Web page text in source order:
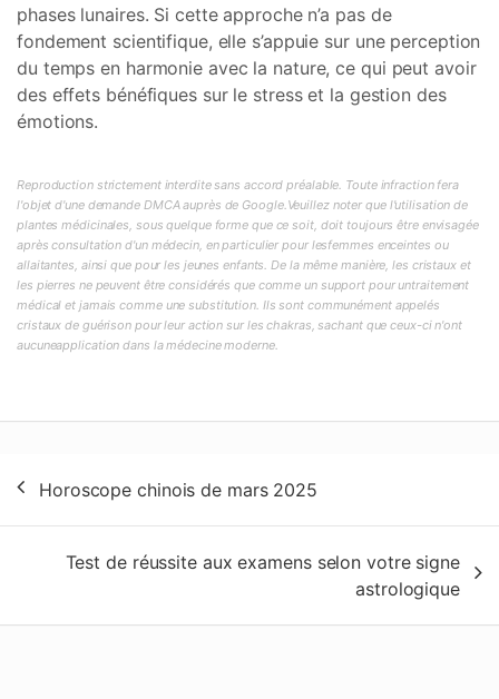
phases lunaires. Si cette approche n’a pas de
fondement scientifique, elle s’appuie sur une perception
du temps en harmonie avec la nature, ce qui peut avoir
des effets bénéfiques sur le stress et la gestion des
émotions.
Reproduction strictement interdite sans accord préalable. Toute infraction fera
l'objet d'une demande DMCA auprès de Google.Veuillez noter que l'utilisation de
plantes médicinales, sous quelque forme que ce soit, doit toujours être envisagée
après consultation d'un médecin, en particulier pour lesfemmes enceintes ou
allaitantes, ainsi que pour les jeunes enfants. De la même manière, les cristaux et
les pierres ne peuvent être considérés que comme un support pour untraitement
médical et jamais comme une substitution. Ils sont communément appelés
cristaux de guérison pour leur action sur les chakras, sachant que ceux-ci n'ont
aucuneapplication dans la médecine moderne.
de
l’article
Horoscope chinois de mars 2025
Test de réussite aux examens selon votre signe
astrologique